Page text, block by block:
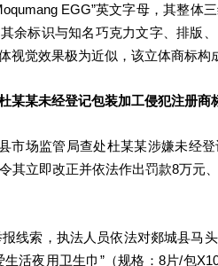
EGG”英文字母，其整体
余标识与知名巧克力文字、排版
视觉效果极为近似，该立体商标构
某未经登记包装加工侵犯注册商
场监管局查处杜某某涉嫌未经登
其立即改正并依法作出罚款8万元
索，执法人员依法对郯城县马
生活夜用卫生巾”（规格：8片/包